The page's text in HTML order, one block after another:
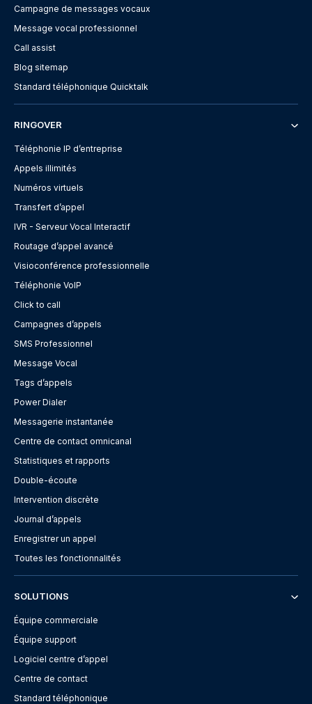
Campagne de messages vocaux
Message vocal professionnel
Call assist
Blog sitemap
Standard téléphonique Quicktalk
RINGOVER
Téléphonie IP d’entreprise
Appels illimités
Numéros virtuels
Transfert d’appel
IVR - Serveur Vocal Interactif
Routage d’appel avancé
Visioconférence professionnelle
Téléphonie VoIP
Click to call
Campagnes d’appels
SMS Professionnel
Message Vocal
Tags d’appels
Power Dialer
Messagerie instantanée
Centre de contact omnicanal
Statistiques et rapports
Double-écoute
Intervention discrète
Journal d’appels
Enregistrer un appel
Toutes les fonctionnalités
SOLUTIONS
Équipe commerciale
Équipe support
Logiciel centre d’appel
Centre de contact
Standard téléphonique